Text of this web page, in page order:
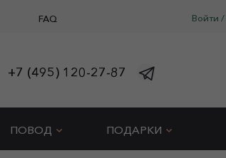
FAQ Войти /
+7 (495) 120-27-87
ПОВОД ПОДАРКИ